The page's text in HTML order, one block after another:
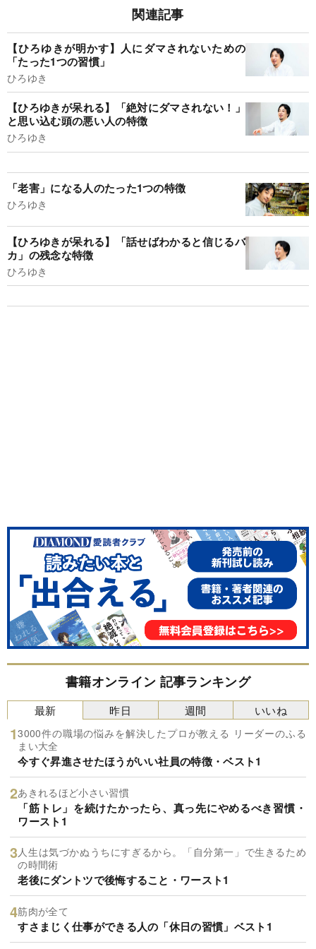
関連記事
【ひろゆきが明かす】人にダマされないための
「たった1つの習慣」
ひろゆき
【ひろゆきが呆れる】「絶対にダマされない！」
と思い込む頭の悪い人の特徴
ひろゆき
「老害」になる人のたった1つの特徴
ひろゆき
【ひろゆきが呆れる】「話せばわかると信じるバ
カ」の残念な特徴
ひろゆき
書籍オンライン 記事ランキング
最新
3000件の職場の悩みを解決したプロが教える リーダーのふる
まい大全
今すぐ昇進させたほうがいい社員の特徴・ベスト1
あきれるほど小さい習慣
「筋トレ」を続けたかったら、真っ先にやめるべき習慣・
ワースト1
人生は気づかぬうちにすぎるから。「自分第一」で生きるため
の時間術
老後にダントツで後悔すること・ワースト1
筋肉が全て
すさまじく仕事ができる人の「休日の習慣」ベスト1
昨日 週間 いいね